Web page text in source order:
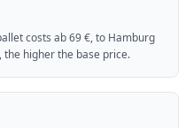
costs ab 69 €, to Hamburg
higher the base price.